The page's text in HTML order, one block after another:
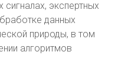
экспертных
данных
природы, в том
алгоритмов